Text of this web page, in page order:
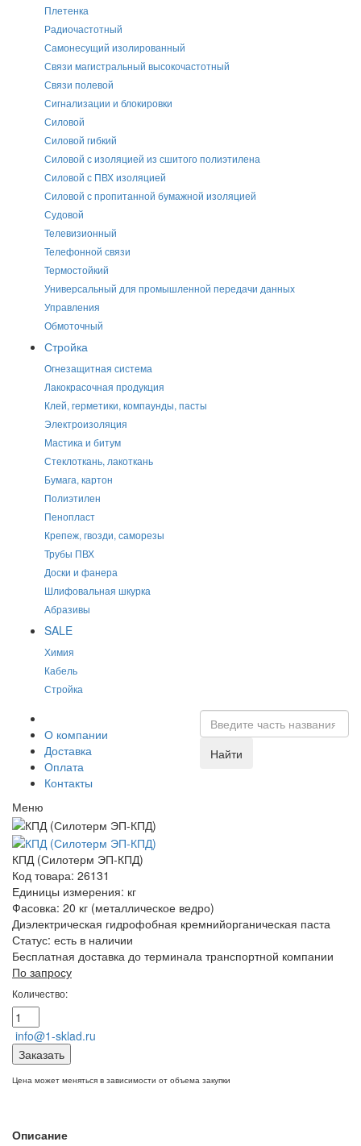
Плетенка
Радиочастотный
Самонесущий изолированный
Связи магистральный высокочастотный
Связи полевой
Сигнализации и блокировки
Силовой
Силовой гибкий
Силовой с изоляцией из сшитого полиэтилена
Силовой с ПВХ изоляцией
Силовой с пропитанной бумажной изоляцией
Судовой
Телевизионный
Телефонной связи
Термостойкий
Универсальный для промышленной передачи данных
Управления
Обмоточный
Стройка
Огнезащитная система
Лакокрасочная продукция
Клей, герметики, компаунды, пасты
Электроизоляция
Мастика и битум
Стеклоткань, лакоткань
Бумага, картон
Полиэтилен
Пенопласт
Крепеж, гвозди, саморезы
Трубы ПВХ
Доски и фанера
Шлифовальная шкурка
Абразивы
SALE
Химия
Кабель
Стройка
О компании
Доставка
Оплата
Контакты
Найти
Меню
КПД (Силотерм ЭП-КПД)
Код товара: 26131
Единицы измерения: кг
Фасовка: 20 кг (металлическое ведро)
Диэлектрическая гидрофобная кремнийорганическая паста
Статус: есть в наличии
Бесплатная доставка до терминала транспортной компании
По запросу
Количество:
info@1-sklad.ru
Заказать
Цена может меняться в зависимости от объема закупки
Описание